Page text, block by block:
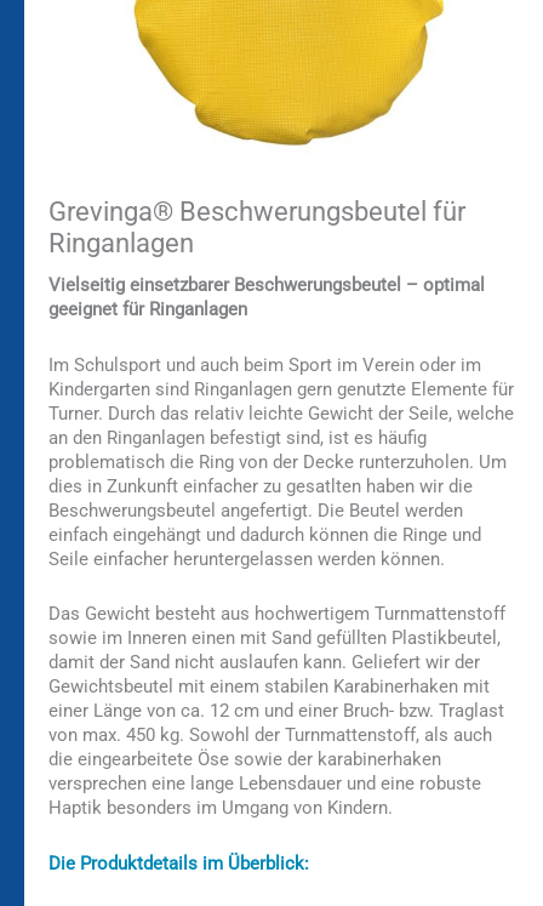
Grevinga® Beschwerungsbeutel für
Ringanlagen
Vielseitig einsetzbarer Beschwerungsbeutel – optimal
geeignet für Ringanlagen
Im Schulsport und auch beim Sport im Verein oder im
Kindergarten sind Ringanlagen gern genutzte Elemente für
Turner. Durch das relativ leichte Gewicht der Seile, welche
an den Ringanlagen befestigt sind, ist es häufig
problematisch die Ring von der Decke runterzuholen. Um
dies in Zunkunft einfacher zu gesatlten haben wir die
Beschwerungsbeutel angefertigt. Die Beutel werden
einfach eingehängt und dadurch können die Ringe und
Seile einfacher heruntergelassen werden können.
Das Gewicht besteht aus hochwertigem Turnmattenstoff
sowie im Inneren einen mit Sand gefüllten Plastikbeutel,
damit der Sand nicht auslaufen kann. Geliefert wir der
Gewichtsbeutel mit einem stabilen Karabinerhaken mit
einer Länge von ca. 12 cm und einer Bruch- bzw. Traglast
von max. 450 kg. Sowohl der Turnmattenstoff, als auch
die eingearbeitete Öse sowie der karabinerhaken
versprechen eine lange Lebensdauer und eine robuste
Haptik besonders im Umgang von Kindern.
Die Produktdetails im Überblick: